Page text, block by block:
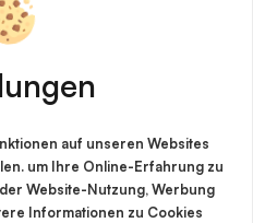
Service für
auf unseren Websites
um Ihre Online-Erfahrung zu
Website-Nutzung, Werbung
Informationen zu Cookies